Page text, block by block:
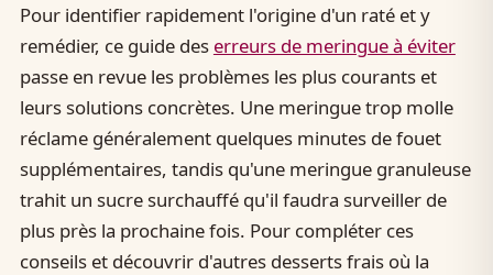
Pour identifier rapidement l'origine d'un raté et y
remédier, ce guide des erreurs de meringue à éviter
passe en revue les problèmes les plus courants et
leurs solutions concrètes. Une meringue trop molle
réclame généralement quelques minutes de fouet
supplémentaires, tandis qu'une meringue granuleuse
trahit un sucre surchauffé qu'il faudra surveiller de
plus près la prochaine fois. Pour compléter ces
conseils et découvrir d'autres desserts frais où la